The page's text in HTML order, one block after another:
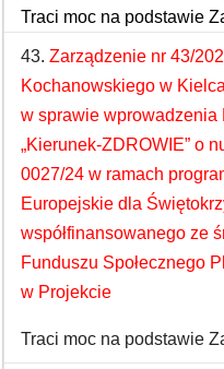
Traci moc na podstawie
43. Zarządzenie nr 43/
Kochanowskiego w
w sprawie wprowadzenia
„Kierunek-ZDROWIE” o
0027/24 w ramach
Europejskie dla
współfinansowanego ze
Funduszu Społecznego
w Projekcie
Traci moc na podstawie